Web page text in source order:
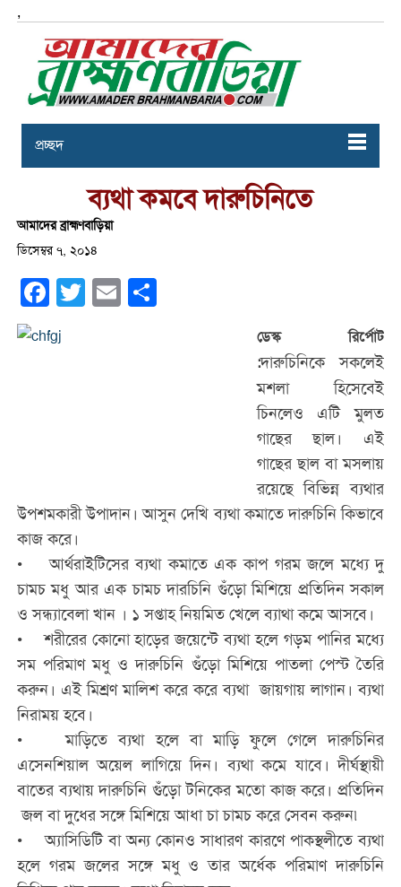
,
প্রচ্ছদ
ব্যথা কমবে দারুচিনিতে
আমাদের ব্রাহ্মণবাড়িয়া
ডিসেম্বর ৭, ২০১৪
Facebook
Twitter Email
ডেস্ক রির্পোট
:দারুচিনিকে সকলেই
মশলা হিসেবেই
চিনলেও এটি মুলত
গাছের ছাল। এই
গাছের ছাল বা মসলায়
রয়েছে বিভিন্ন ব্যথার
উপশমকারী উপাদান। আসুন দেখি ব্যথা কমাতে দারুচিনি কিভাবে
কাজ করে।
• আর্থরাইটিসের ব্যথা কমাতে এক কাপ গরম জলে মধ্যে দু
চামচ মধু আর এক চামচ দারচিনি গুঁড়ো মিশিয়ে প্রতিদিন সকাল
ও সন্ধ্যাবেলা খান । ১ সপ্তাহ নিয়মিত খেলে ব্যাথা কমে আসবে।
• শরীরের কোনো হাড়ের জয়েন্টে ব্যথা হলে গড়ম পানির মধ্যে
সম পরিমাণ মধু ও দারুচিনি গুঁড়ো মিশিয়ে পাতলা পেস্ট তৈরি
করুন। এই মিশ্রণ মালিশ করে করে ব্যথা জায়গায় লাগান। ব্যথা
নিরাময় হবে।
• মাড়িতে ব্যথা হলে বা মাড়ি ফুলে গেলে দারুচিনির
এসেনশিয়াল অয়েল লাগিয়ে দিন। ব্যথা কমে যাবে। দীর্ঘস্থায়ী
বাতের ব্যথায় দারুচিনি গুঁড়ো টনিকের মতো কাজ করে। প্রতিদিন
জল বা দুধের সঙ্গে মিশিয়ে আধা চা চামচ করে সেবন করুন৷
• অ্যাসিডিটি বা অন্য কোনও সাধারণ কারণে পাকস্থলীতে ব্যথা
হলে গরম জলের সঙ্গে মধু ও তার অর্ধেক পরিমাণ দারুচিনি